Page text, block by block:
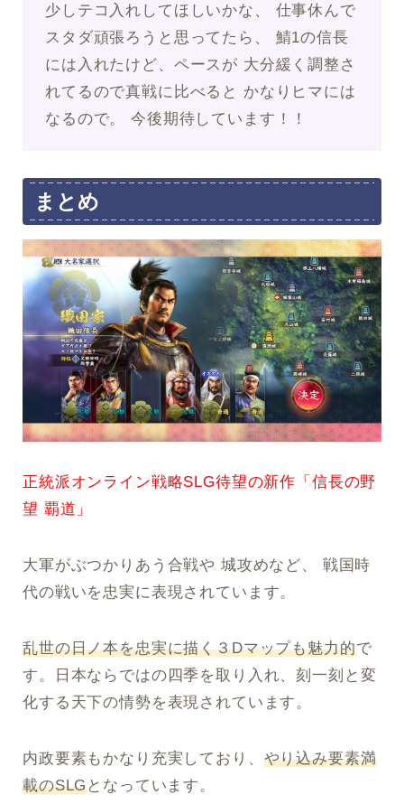
少しテコ入れしてほしいかな、 仕事休んで
スタダ頑張ろうと思ってたら、 鯖1の信長
には入れたけど、ペースが 大分緩く調整さ
れてるので真戦に比べると かなりヒマには
なるので。 今後期待しています！！
まとめ
正統派オンライン戦略SLG待望の新作「信長の野
望 覇道」
大軍がぶつかりあう合戦や 城攻めなど、 戦国時
代の戦いを忠実に表現されています。
乱世の日ノ本を忠実に描く３Dマップも魅力的で
す。日本ならではの四季を取り入れ、刻一刻と変
化する天下の情勢を表現されています。
内政要素もかなり充実しており、 やり込み要素満
載のSLGとなっています。